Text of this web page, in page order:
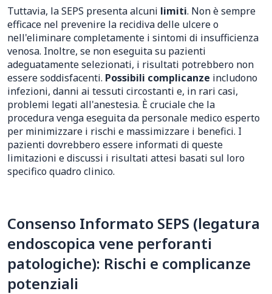
Tuttavia, la SEPS presenta alcuni limiti. Non è sempre
efficace nel prevenire la recidiva delle ulcere o
nell'eliminare completamente i sintomi di insufficienza
venosa. Inoltre, se non eseguita su pazienti
adeguatamente selezionati, i risultati potrebbero non
essere soddisfacenti. Possibili complicanze includono
infezioni, danni ai tessuti circostanti e, in rari casi,
problemi legati all'anestesia. È cruciale che la
procedura venga eseguita da personale medico esperto
per minimizzare i rischi e massimizzare i benefici. I
pazienti dovrebbero essere informati di queste
limitazioni e discussi i risultati attesi basati sul loro
specifico quadro clinico.
Consenso Informato SEPS (legatura
endoscopica vene perforanti
patologiche): Rischi e complicanze
potenziali